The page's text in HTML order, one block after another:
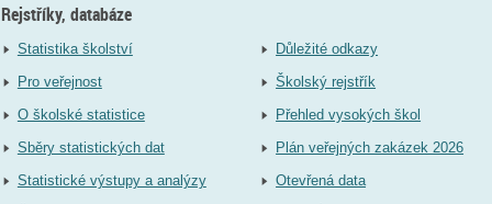
Rejstříky, databáze
Statistika školství
Pro veřejnost
O školské statistice
Sběry statistických dat
Statistické výstupy a analýzy
Důležité odkazy
Školský rejstřík
Přehled vysokých škol
Plán veřejných zakázek 2026
Otevřená data